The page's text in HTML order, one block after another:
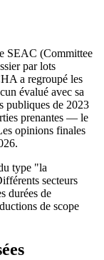
SEAC (Committee
par lots
a regroupé les
évalué avec sa
publiques de 2023
prenantes — le
opinions finales
type "la
secteurs
durées de
de scope